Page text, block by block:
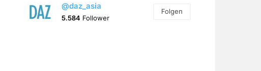
@daz_asia
5.584 Follower
Folgen